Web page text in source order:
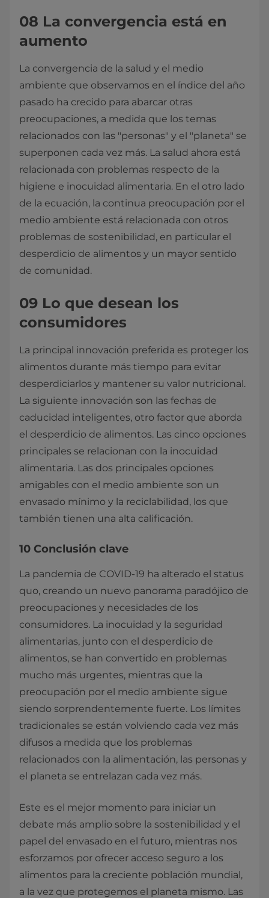
08 La convergencia está en
aumento
La convergencia de la salud y el medio
ambiente que observamos en el índice del año
pasado ha crecido para abarcar otras
preocupaciones, a medida que los temas
relacionados con las "personas" y el "planeta" se
superponen cada vez más. La salud ahora está
relacionada con problemas respecto de la
higiene e inocuidad alimentaria. En el otro lado
de la ecuación, la continua preocupación por el
medio ambiente está relacionada con otros
problemas de sostenibilidad, en particular el
desperdicio de alimentos y un mayor sentido
de comunidad.
09 Lo que desean los
consumidores
La principal innovación preferida es proteger los
alimentos durante más tiempo para evitar
desperdiciarlos y mantener su valor nutricional.
La siguiente innovación son las fechas de
caducidad inteligentes, otro factor que aborda
el desperdicio de alimentos. Las cinco opciones
principales se relacionan con la inocuidad
alimentaria. Las dos principales opciones
amigables con el medio ambiente son un
envasado mínimo y la reciclabilidad, los que
también tienen una alta calificación.
10 Conclusión clave
La pandemia de COVID-19 ha alterado el status
quo, creando un nuevo panorama paradójico de
preocupaciones y necesidades de los
consumidores. La inocuidad y la seguridad
alimentarias, junto con el desperdicio de
alimentos, se han convertido en problemas
mucho más urgentes, mientras que la
preocupación por el medio ambiente sigue
siendo sorprendentemente fuerte. Los límites
tradicionales se están volviendo cada vez más
difusos a medida que los problemas
relacionados con la alimentación, las personas y
el planeta se entrelazan cada vez más.
Este es el mejor momento para iniciar un
debate más amplio sobre la sostenibilidad y el
papel del envasado en el futuro, mientras nos
esforzamos por ofrecer acceso seguro a los
alimentos para la creciente población mundial,
a la vez que protegemos el planeta mismo. Las